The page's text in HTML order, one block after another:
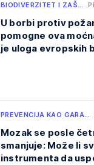
BIODIVERZITET I ZAŠ…
U borbi protiv
pomogne ova
je uloga evropskih
PREVENCIJA KAO GARA…
Mozak se posle
smanjuje: Može li
instrumenta da